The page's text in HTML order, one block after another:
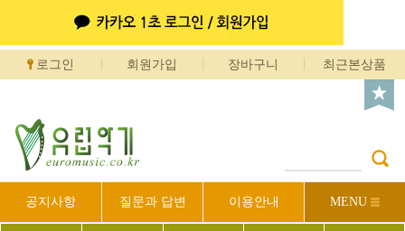
로그인 회원가입 장바구니 최근본상품
공지사항 질문과 답변 이용안내 MENU